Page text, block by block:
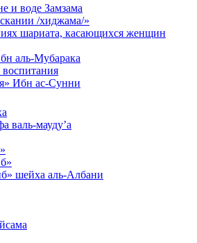
и воде Замзама
/хиджама/»
шариата, касающихся женщин
аль-Мубарака
Ибн ас-Сунни
валь-мауду’а
шейха аль-Албани